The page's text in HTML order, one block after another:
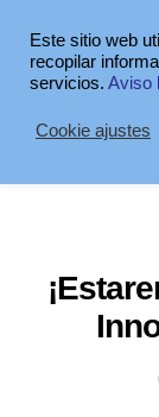
Este sitio web
recopilar
servicios. Aviso
Cookie ajustes